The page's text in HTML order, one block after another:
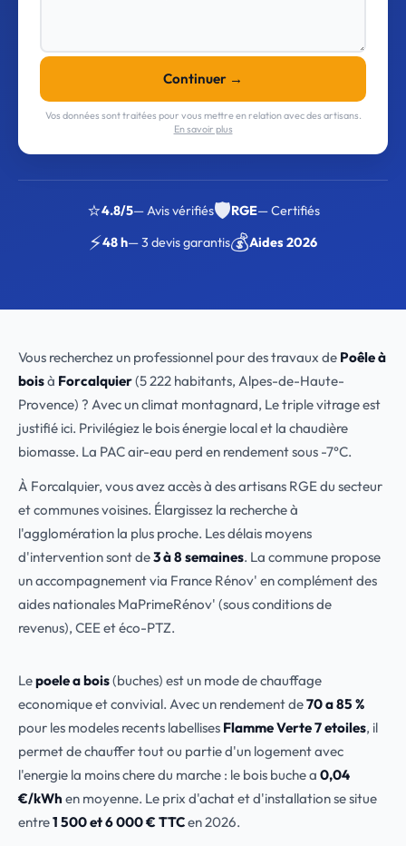
Continuer →
Vos données sont traitées pour vous mettre en relation avec des artisans.
En savoir plus
⭐4.8/5— Avis vérifiés🛡️RGE— Certifiés
⚡48 h— 3 devis garantis💰Aides 2026
Vous recherchez un professionnel pour des travaux de Poêle à
boisà Forcalquier(5 222 habitants, Alpes-de-Haute-
Provence) ? Avec un climat montagnard, Le triple vitrage est
justifié ici. Privilégiez le bois énergie local et la chaudière
biomasse. La PAC air-eau perd en rendement sous -7°C.
À Forcalquier, vous avez accès à des artisans RGE du secteur
et communes voisines. Élargissez la recherche à
l'agglomération la plus proche. Les délais moyens
d'intervention sont de3 à 8 semaines. La commune propose
un accompagnement via France Rénov' en complément des
aides nationales MaPrimeRénov' (sous conditions de
revenus), CEE et éco-PTZ.
Lepoele a bois(buches) est un mode de chauffage
economique et convivial. Avec un rendement de70 a 85 %
pour les modeles recents labellises Flamme Verte 7 etoiles, il
permet de chauffer tout ou partie d'un logement avec
l'energie la moins chere du marche : le bois buche a 0,04
€/kWh en moyenne. Le prix d'achat et d'installation se situe
entre1 500 et 6 000 € TTCen 2026.